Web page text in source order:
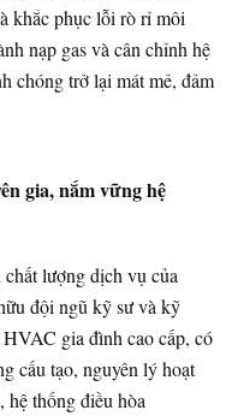
khắc phục lỗi rò rỉ môi
nạp gas và cân chỉnh hệ
chóng trở lại mát mẻ, đảm
gia, nắm vững hệ
lượng dịch vụ của
đội ngũ kỹ sư và kỹ
gia đình cao cấp, có
cấu tạo, nguyên lý hoạt
hệ thống điều hòa